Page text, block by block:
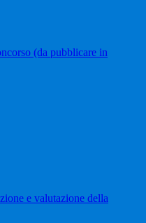
(da pubblicare in
e valutazione della